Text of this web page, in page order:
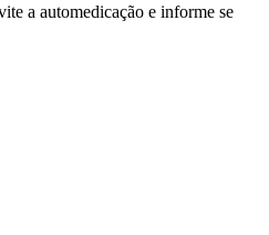
a automedicação e informe se